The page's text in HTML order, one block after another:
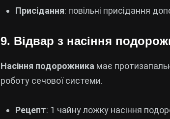
Присідання: повільні присідання
9. Відвар з насіння
Насіння подорожника має
роботу сечової системи.
Рецепт: 1 чайну ложку насіння